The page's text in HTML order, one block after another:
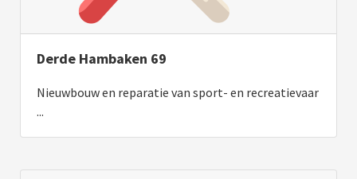
Derde Hambaken 69
Nieuwbouw en reparatie van sport- en recreatievaar
...